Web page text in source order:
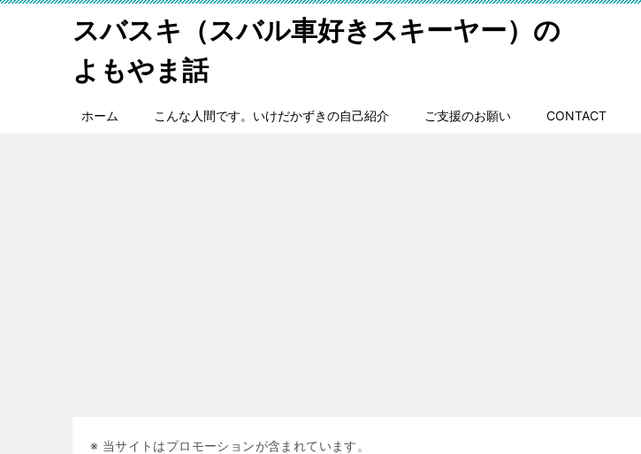
スバスキ（スバル車好きスキーヤー）の
よもやま話
ホーム こんな人間です。いけだかずきの自己紹介 ご支援のお願い CONTACT
※ 当サイトはプロモーションが含まれています。